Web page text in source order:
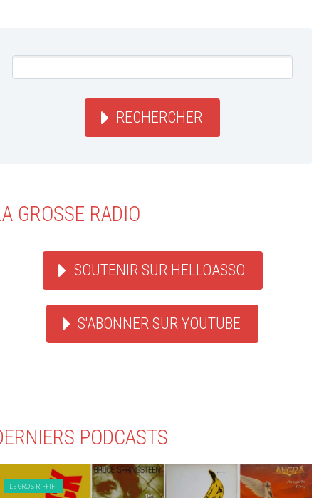
RECHERCHER
GROSSE RADIO
SOUTENIR SUR HELLOASSO
S'ABONNER SUR YOUTUBE
PODCASTS
LE GROS RIFFIFI